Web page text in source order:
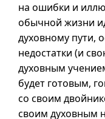
на ошибки и
обычной жизни
духовному пути,
недостатки (и
духовным
будет готовым,
со своим
своим духовным